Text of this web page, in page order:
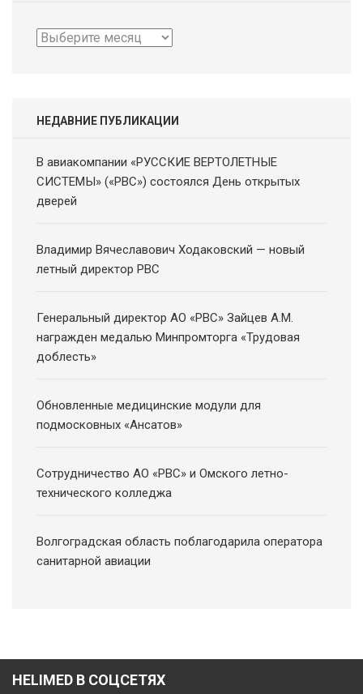
Архив
НЕДАВНИЕ ПУБЛИКАЦИИ
В авиакомпании «РУССКИЕ ВЕРТОЛЕТНЫЕ
СИСТЕМЫ» («РВС») состоялся День открытых
дверей
Владимир Вячеславович Ходаковский — новый
летный директор РВС
Генеральный директор АО «РВС» Зайцев А.М.
награжден медалью Минпромторга «Трудовая
доблесть»
Обновленные медицинские модули для
подмосковных «Ансатов»
Сотрудничество АО «РВС» и Омского летно-
технического колледжа
Волгоградская область поблагодарила оператора
санитарной авиации
HELIMED В СОЦСЕТЯХ